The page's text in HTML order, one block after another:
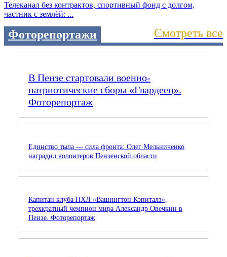
Телеканал без контрактов, спортивный фонд с долгом,
частник с землёй: ...
Фоторепортажи Смотреть все
В Пензе стартовали военно-
патриотические сборы «Гвардеец».
Фоторепортаж
Единство тыла — сила фронта: Олег Мельниченко
наградил волонтеров Пензенской области
Капитан клуба НХЛ «Вашингтон Кэпиталз»,
трехкратный чемпион мира Александр Овечкин в
Пензе. Фоторепортаж